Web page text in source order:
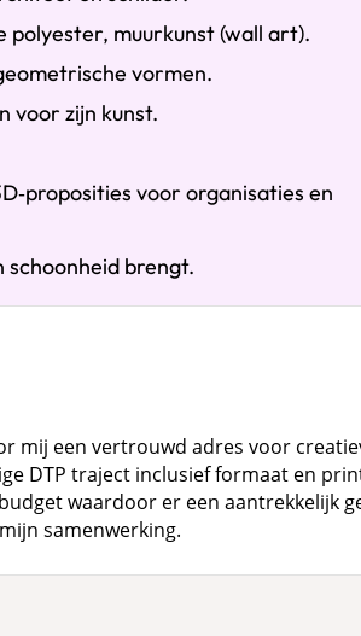
polyester, muurkunst (wall art).
vormen.
voor zijn kunst.
voor organisaties en
schoonheid brengt.
mij een vertrouwd adres voor
DTP traject inclusief formaat en
waardoor er een aantrekkelijk
samenwerking.